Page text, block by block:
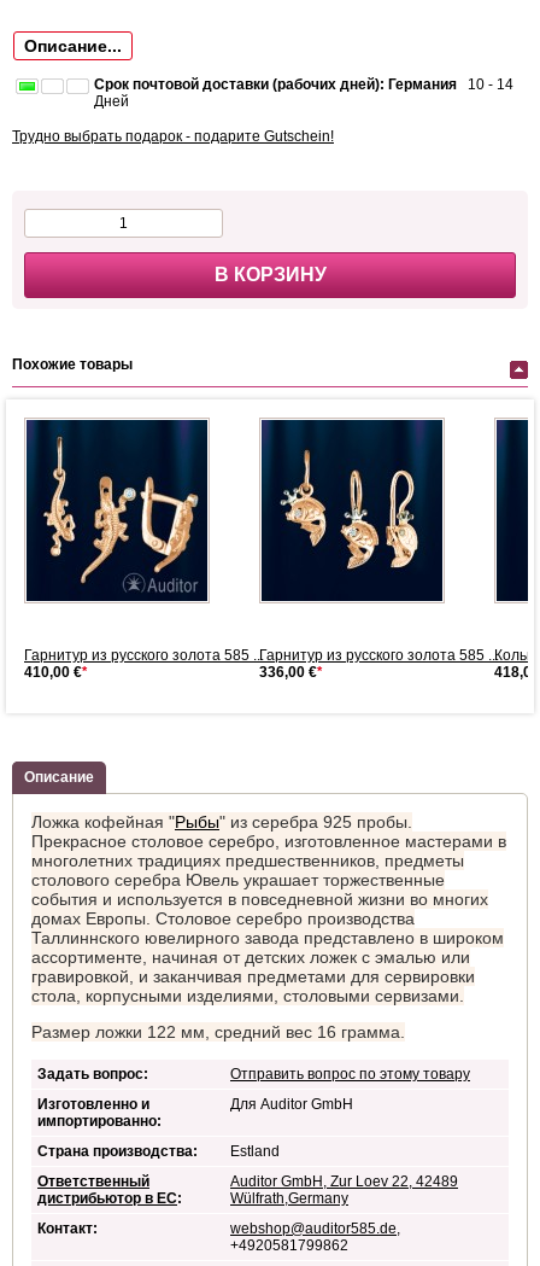
Описание...
Срок почтовой доставки (рабочих дней): Германия 10 - 14
Дней
Трудно выбрать подарок - подарите Gutschein!
В КОРЗИНУ
Похожие товары
Гарнитур из русского золота 585 ...
410,00 €*
Гарнитур из русского золота 585 ...
336,00 €*
Описание
Ложка кофейная "Рыбы" из серебра 925 пробы.
Прекрасное столовое серебро, изготовленное мастерами в
многолетних традициях предшественников, предметы
столового серебра Ювель украшает торжественные
события и используется в повседневной жизни во многих
домах Европы. Столовое серебро производства
Таллиннского ювелирного завода представлено в широком
ассортименте, начиная от детских ложек с эмалью или
гравировкой, и заканчивая предметами для сервировки
стола, корпусными изделиями, столовыми сервизами.
Размер ложки 122 мм, средний вес 16 грамма.
Задать вопрос:
Отправить вопрос по этому товару
Изготовленно и
импортированно:
Для Auditor GmbH
Страна производства:
Estland
Ответственный
дистрибьютор в ЕС:
Auditor GmbH, Zur Loev 22, 42489
Wülfrath,Germany
Контакт:
webshop@auditor585.de,
+4920581799862